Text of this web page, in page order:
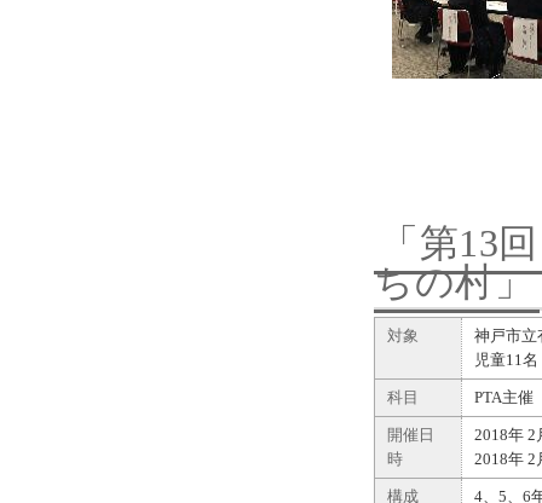
「第13
ちの村」
対象
神戸市
児童11名
科目 PTA主催
開催日
時
2018年 2
2018年 2
構成
4、5、6